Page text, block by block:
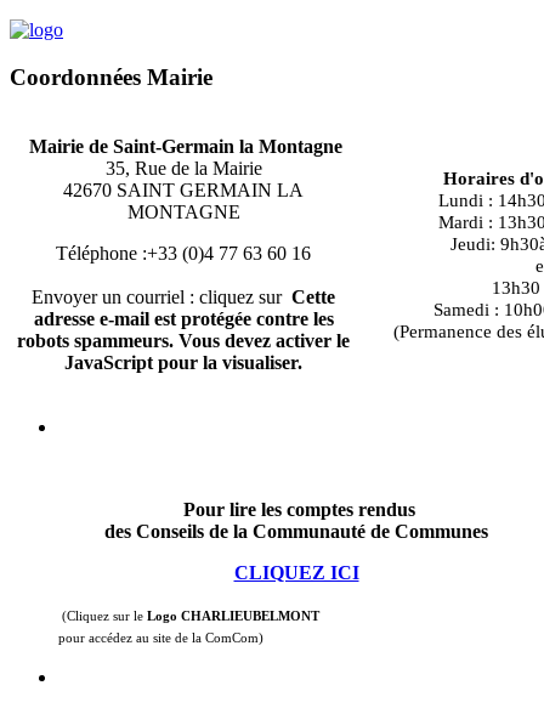
Coordonnées Mairie
Mairie de Saint-Germain la Montagne
35, Rue de la Mairie
42670 SAINT GERMAIN LA
MONTAGNE
Téléphone :+33 (0)4 77 63 60 16
Envoyer un courriel : cliquez sur Cette
adresse e-mail est protégée contre les
robots spammeurs. Vous devez activer le
JavaScript pour la visualiser.
Horaires
Lundi :
Mardi :
Jeudi:
13h30 à
Samedi :
(Permanence des
Pour lire les comptes rendus
des Conseils de la Communauté de Communes
CLIQUEZ ICI
(Cliquez sur le Logo CHARLIEUBELMONT
pour accédez au site de la ComCom)